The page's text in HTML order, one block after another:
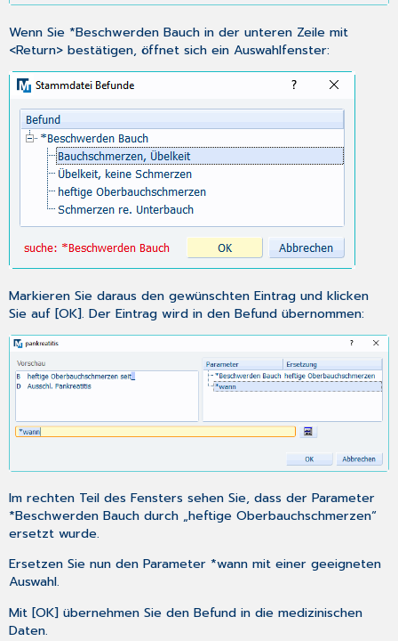
Wenn Sie *Beschwerden Bauch in der unteren Zeile mit
<Return> bestätigen, öffnet sich ein Auswahlfenster:
Markieren Sie daraus den gewünschten Eintrag und klicken
Sie auf [OK]. Der Eintrag wird in den Befund übernommen:
Im rechten Teil des Fensters sehen Sie, dass der Parameter
*Beschwerden Bauch durch „heftige Oberbauchschmerzen“
ersetzt wurde.
Ersetzen Sie nun den Parameter *wann mit einer geeigneten
Auswahl.
Mit [OK] übernehmen Sie den Befund in die medizinischen
Daten.